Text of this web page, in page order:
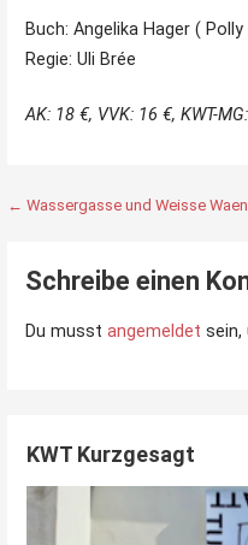
Buch: Angelika Hager (
Regie: Uli Brée
AK: 18 €, VVK: 16 €, KWT-
← Wassergasse und Weisse
Schreibe einen
Du musst angemeldet sein,
KWT Kurzgesagt